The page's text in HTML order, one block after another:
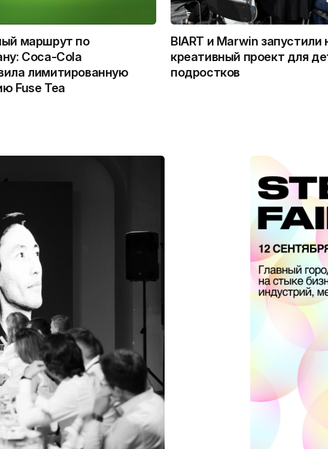
маршрут по
Coca-Cola
лимитированную
Fuse Tea
BIART и Marwin запустили
креативный проект для
подростков